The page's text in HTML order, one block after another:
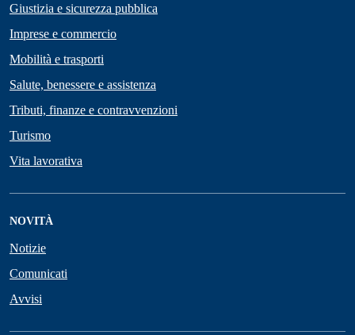
Giustizia e sicurezza pubblica
Imprese e commercio
Mobilità e trasporti
Salute, benessere e assistenza
Tributi, finanze e contravvenzioni
Turismo
Vita lavorativa
NOVITÀ
Notizie
Comunicati
Avvisi